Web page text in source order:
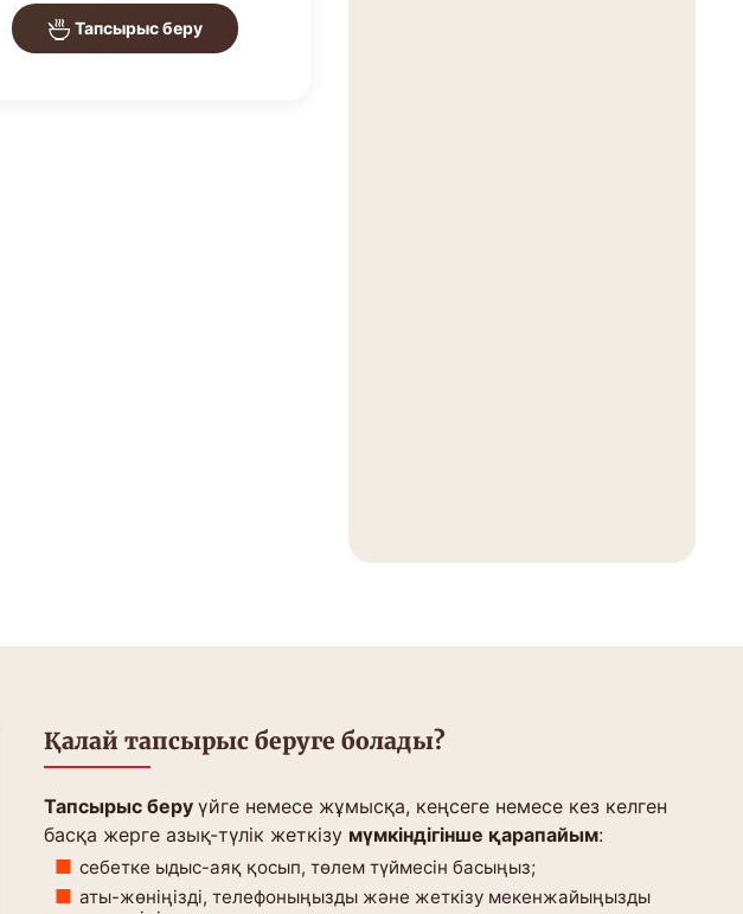
Тапсырыс беру
Қалай тапсырыс беруге болады?
Тапсырыс беруүйге немесе жұмысқа, кеңсеге немесе кез келген
басқа жерге азық-түлік жеткізу мүмкіндігінше қарапайым:
себетке ыдыс-аяқ қосып, төлем түймесін басыңыз;
аты-жөніңізді, телефоныңызды және жеткізу мекенжайыңызды